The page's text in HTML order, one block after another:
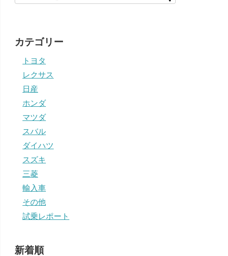
カテゴリー
トヨタ
レクサス
日産
ホンダ
マツダ
スバル
ダイハツ
スズキ
三菱
輸入車
その他
試乗レポート
新着順